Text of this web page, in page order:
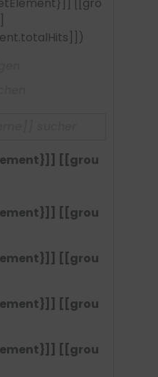
[[grou
[[grou
[[grou
[[grou
[[grou